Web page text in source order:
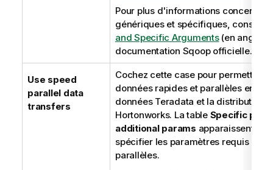
I
n
f
o
r
m
a
t
i
o
n
s
Pour plus d'informations
génériques et spécifiques,
and Specific Arguments(en anglais)
documentation Sqoop officielle.
Use speed
parallel data
transfers
Cochez cette case pour permettre
données rapides et parallèles entre
données Teradata et la distribution
Hortonworks. La table Specific
additional params apparaissent
spécifier les paramètres requis
parallèles.